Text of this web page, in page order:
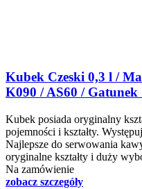
Kubek Czeski 0,3 l /
K090 / AS60 / Gatunek
Kubek posiada oryginalny
pojemności i kształty.
Najlepsze do serwowania
oryginalne kształty i duży
Na zamówienie
zobacz szczegóły